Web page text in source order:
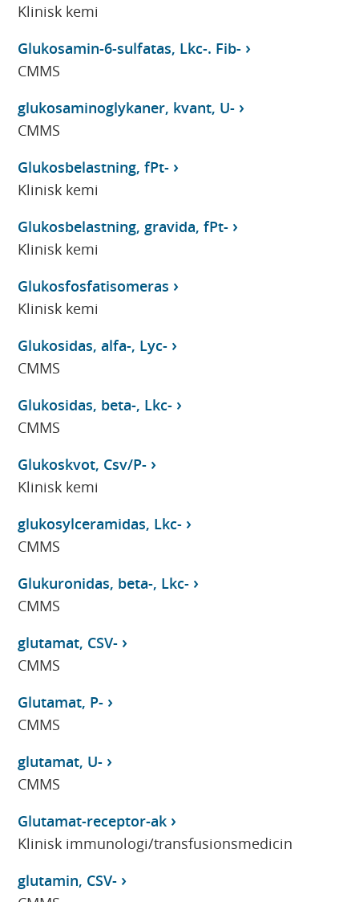
Klinisk kemi
Glukosamin-6-sulfatas, Lkc-. Fib-
CMMS
glukosaminoglykaner, kvant, U-
CMMS
Glukosbelastning, fPt-
Klinisk kemi
Glukosbelastning, gravida, fPt-
Klinisk kemi
Glukosfosfatisomeras
Klinisk kemi
Glukosidas, alfa-, Lyc-
CMMS
Glukosidas, beta-, Lkc-
CMMS
Glukoskvot, Csv/P-
Klinisk kemi
glukosylceramidas, Lkc-
CMMS
Glukuronidas, beta-, Lkc-
CMMS
glutamat, CSV-
CMMS
Glutamat, P-
CMMS
glutamat, U-
CMMS
Glutamat-receptor-ak
Klinisk immunologi/transfusionsmedicin
glutamin, CSV-